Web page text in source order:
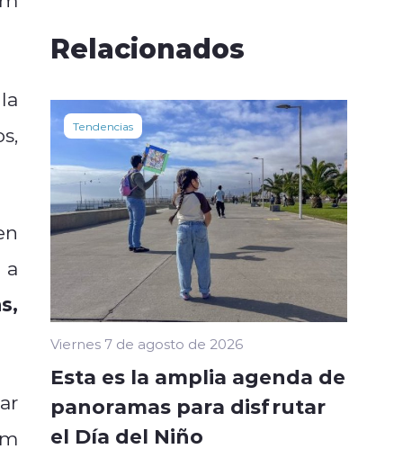
Relacionados
Tendencias
Viernes 7 de agosto de 2026
Esta es la amplia agenda de
panoramas para disfrutar
el Día del Niño